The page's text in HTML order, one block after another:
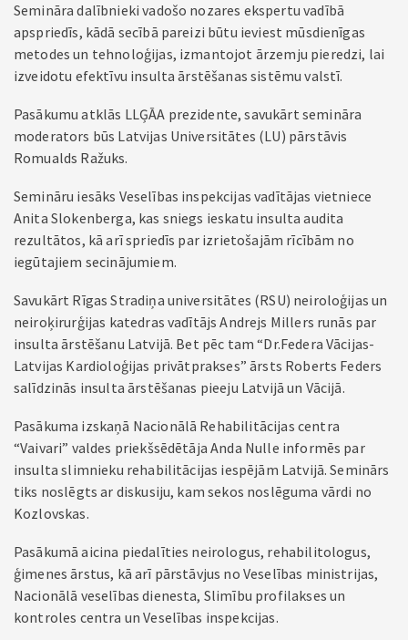
Semināra dalībnieki vadošo nozares ekspertu vadībā
apspriedīs, kādā secībā pareizi būtu ieviest mūsdienīgas
metodes un tehnoloģijas, izmantojot ārzemju pieredzi, lai
izveidotu efektīvu insulta ārstēšanas sistēmu valstī.
Pasākumu atklās LLĢĀA prezidente, savukārt semināra
moderators būs Latvijas Universitātes (LU) pārstāvis
Romualds Ražuks.
Semināru iesāks Veselības inspekcijas vadītājas vietniece
Anita Slokenberga, kas sniegs ieskatu insulta audita
rezultātos, kā arī spriedīs par izrietošajām rīcībām no
iegūtajiem secinājumiem.
Savukārt Rīgas Stradiņa universitātes (RSU) neiroloģijas un
neiroķirurģijas katedras vadītājs Andrejs Millers runās par
insulta ārstēšanu Latvijā. Bet pēc tam “Dr.Federa Vācijas-
Latvijas Kardioloģijas privātprakses” ārsts Roberts Feders
salīdzinās insulta ārstēšanas pieeju Latvijā un Vācijā.
Pasākuma izskaņā Nacionālā Rehabilitācijas centra
“Vaivari” valdes priekšsēdētāja Anda Nulle informēs par
insulta slimnieku rehabilitācijas iespējām Latvijā. Seminārs
tiks noslēgts ar diskusiju, kam sekos noslēguma vārdi no
Kozlovskas.
Pasākumā aicina piedalīties neirologus, rehabilitologus,
ģimenes ārstus, kā arī pārstāvjus no Veselības ministrijas,
Nacionālā veselības dienesta, Slimību profilakses un
kontroles centra un Veselības inspekcijas.